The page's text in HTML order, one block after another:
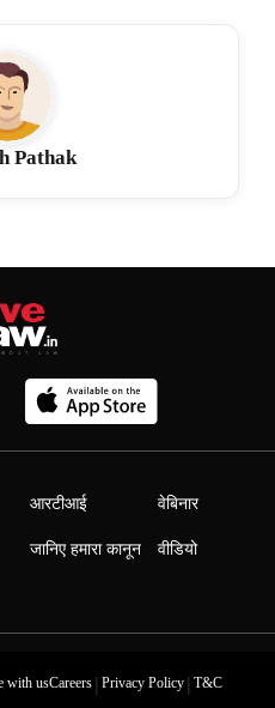
Pathak
आरटीआई
जानिए हमारा कानून
वेबिनार
वीडियो
with usCareers| Privacy Policy| T&C